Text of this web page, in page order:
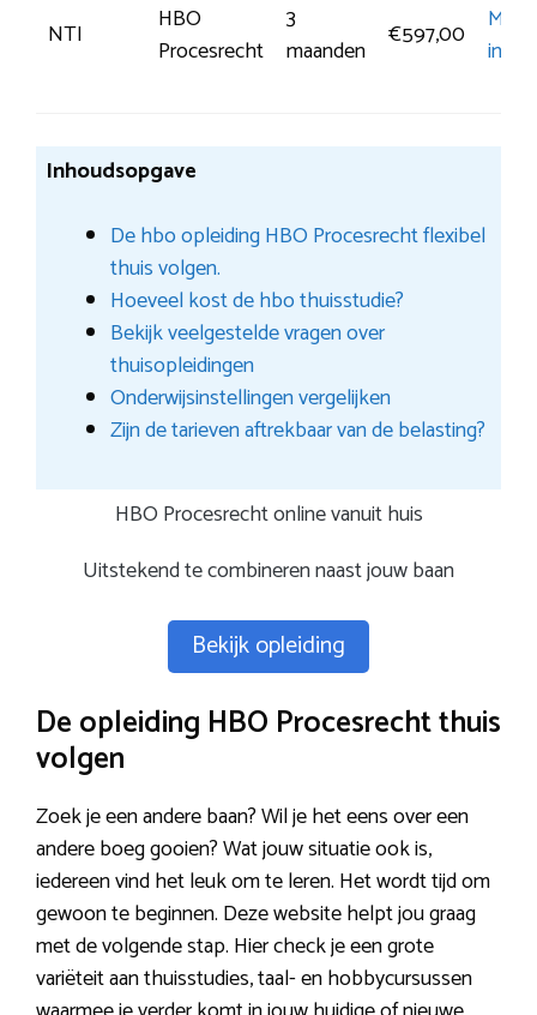
NTI
HBO
Procesrecht
3
maanden
€597,00
Meer
Inhoudsopgave
De hbo opleiding HBO Procesrecht flexibel
thuis volgen.
Hoeveel kost de hbo thuisstudie?
Bekijk veelgestelde vragen over
thuisopleidingen
Onderwijsinstellingen vergelijken
Zijn de tarieven aftrekbaar van de belasting?
HBO Procesrecht online vanuit huis
Uitstekend te combineren naast jouw baan
Bekijk opleiding
De opleiding HBO Procesrecht thuis
volgen
Zoek je een andere baan? Wil je het eens over een
andere boeg gooien? Wat jouw situatie ook is,
iedereen vind het leuk om te leren. Het wordt tijd om
gewoon te beginnen. Deze website helpt jou graag
met de volgende stap. Hier check je een grote
variëteit aan thuisstudies, taal- en hobbycursussen